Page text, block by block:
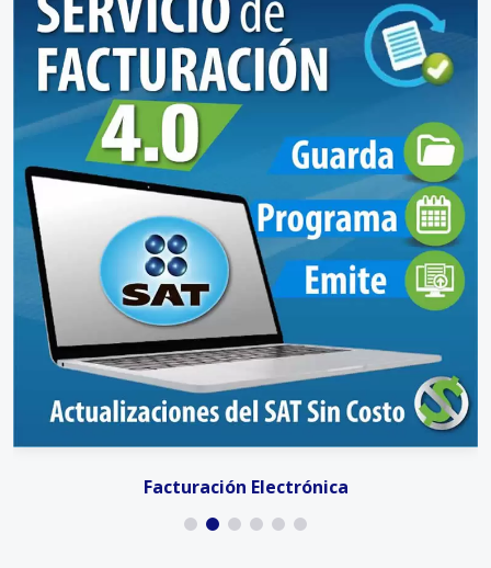
Facturación Electrónica